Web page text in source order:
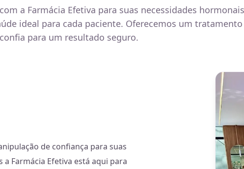
a Farmácia Efetiva para suas necessidades
ideal para cada paciente. Oferecemos um
para um resultado seguro.
de confiança para suas
Farmácia Efetiva está aqui para